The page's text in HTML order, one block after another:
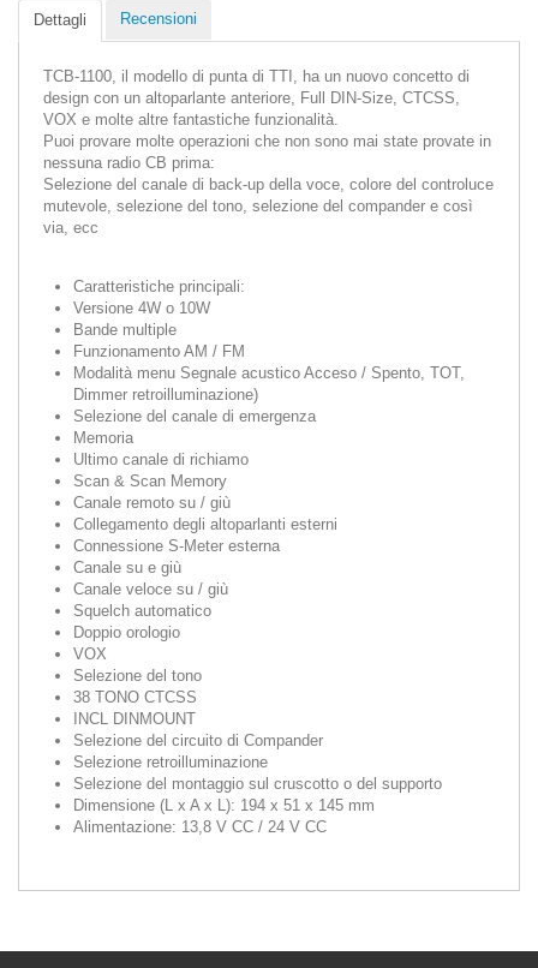
Dettagli Recensioni
TCB-1100, il modello di punta di TTI, ha un nuovo concetto di
design con un altoparlante anteriore, Full DIN-Size, CTCSS,
VOX e molte altre fantastiche funzionalità.
Puoi provare molte operazioni che non sono mai state provate in
nessuna radio CB prima:
Selezione del canale di back-up della voce, colore del controluce
mutevole, selezione del tono, selezione del compander e così
via, ecc
Caratteristiche principali:
Versione 4W o 10W
Bande multiple
Funzionamento AM / FM
Modalità menu Segnale acustico Acceso / Spento, TOT,
Dimmer retroilluminazione)
Selezione del canale di emergenza
Memoria
Ultimo canale di richiamo
Scan & Scan Memory
Canale remoto su / giù
Collegamento degli altoparlanti esterni
Connessione S-Meter esterna
Canale su e giù
Canale veloce su / giù
Squelch automatico
Doppio orologio
VOX
Selezione del tono
38 TONO CTCSS
INCL DINMOUNT
Selezione del circuito di Compander
Selezione retroilluminazione
Selezione del montaggio sul cruscotto o del supporto
Dimensione (L x A x L): 194 x 51 x 145 mm
Alimentazione: 13,8 V CC / 24 V CC